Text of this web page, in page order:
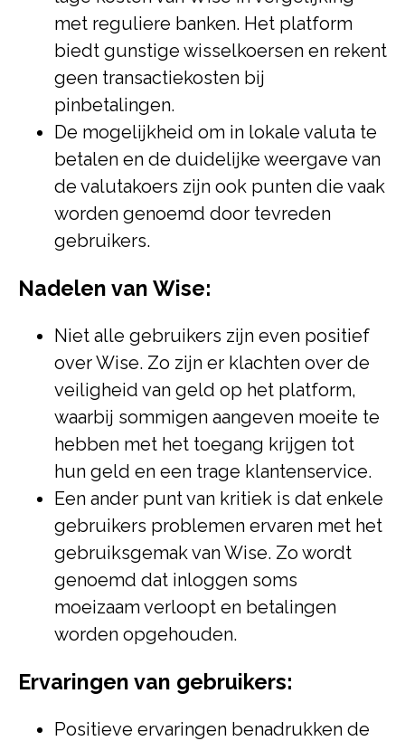
met reguliere banken. Het platform
biedt gunstige wisselkoersen en rekent
geen transactiekosten bij
pinbetalingen.
De mogelijkheid om in lokale valuta te
betalen en de duidelijke weergave van
de valutakoers zijn ook punten die vaak
worden genoemd door tevreden
gebruikers.
Nadelen van Wise:
Niet alle gebruikers zijn even positief
over Wise. Zo zijn er klachten over de
veiligheid van geld op het platform,
waarbij sommigen aangeven moeite te
hebben met het toegang krijgen tot
hun geld en een trage klantenservice.
Een ander punt van kritiek is dat enkele
gebruikers problemen ervaren met het
gebruiksgemak van Wise. Zo wordt
genoemd dat inloggen soms
moeizaam verloopt en betalingen
worden opgehouden.
Ervaringen van gebruikers:
Positieve ervaringen benadrukken de